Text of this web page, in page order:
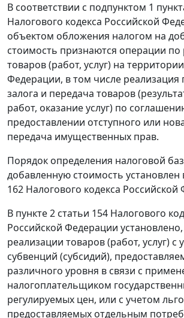
В соответствии с подпунктом 1
Налогового кодекса Российской
объектом обложения налогом на
стоимость признаются операции по
товаров (работ, услуг) на
Федерации, в том числе реализация
залога и передача товаров
работ, оказание услуг) по
предоставлении отступного или
передача имущественных прав.
Порядок определения налоговой
добавленную стоимость установлен
162 Налогового кодекса Российской
В пункте 2 статьи 154 Налогового
Российской Федерации
реализации товаров (работ, услуг) с
субвенций (субсидий),
различного уровня в связи с
налогоплательщиком
регулируемых цен, или с учетом
предоставляемых отдельным